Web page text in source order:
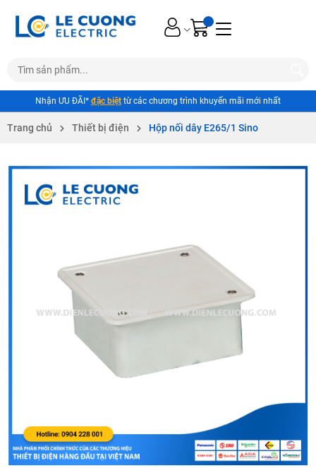
Nhận ƯU ĐÃI* đặc biệt từ các chương trình khuyến mãi mới nhất
Trang chủ Thiết bị điện Hộp nối dây E265/1 Sino